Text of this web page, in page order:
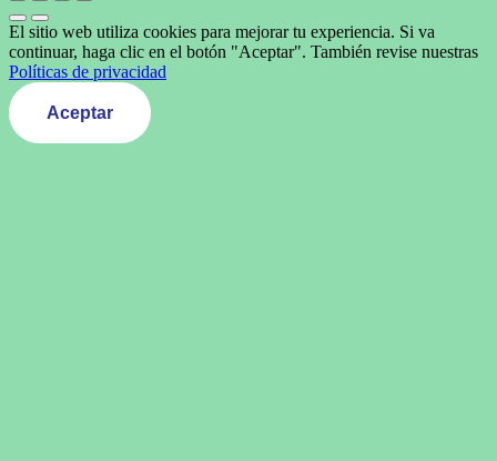
El sitio web utiliza cookies para mejorar tu experiencia. Si va
continuar, haga clic en el botón "Aceptar". También revise nuestras
Políticas de privacidad
Aceptar